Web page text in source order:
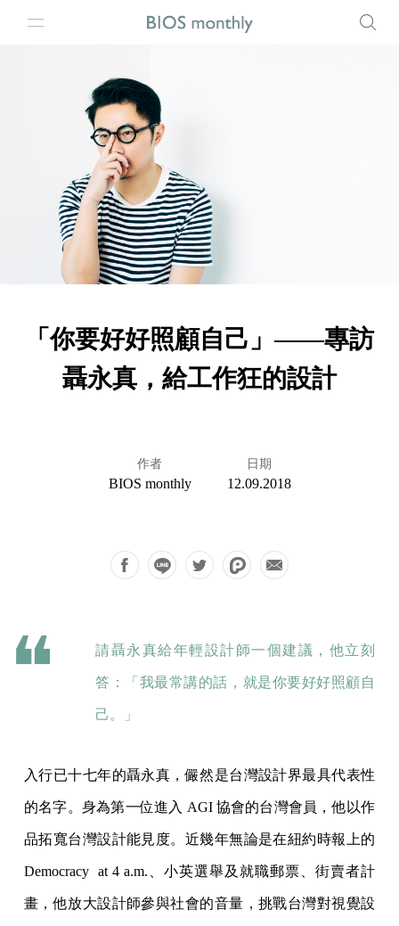
「你要好好照顧自己」——專訪
聶永真，給工作狂的設計
作者
BIOS monthly
日期
12.09.2018
請聶永真給年輕設計師一個建議，他立刻
答：「我最常講的話，就是你要好好照顧自
己。」
入行已十七年的聶永真，儼然是台灣設計界最具代表性
的名字。身為第一位進入 AGI 協會的台灣會員，他以作
品拓寬台灣設計能見度。近幾年無論是在紐約時報上的
Democracy at 4 a.m.、小英選舉及就職郵票、街賣者計
畫，他放大設計師參與社會的音量，挑戰台灣對視覺設